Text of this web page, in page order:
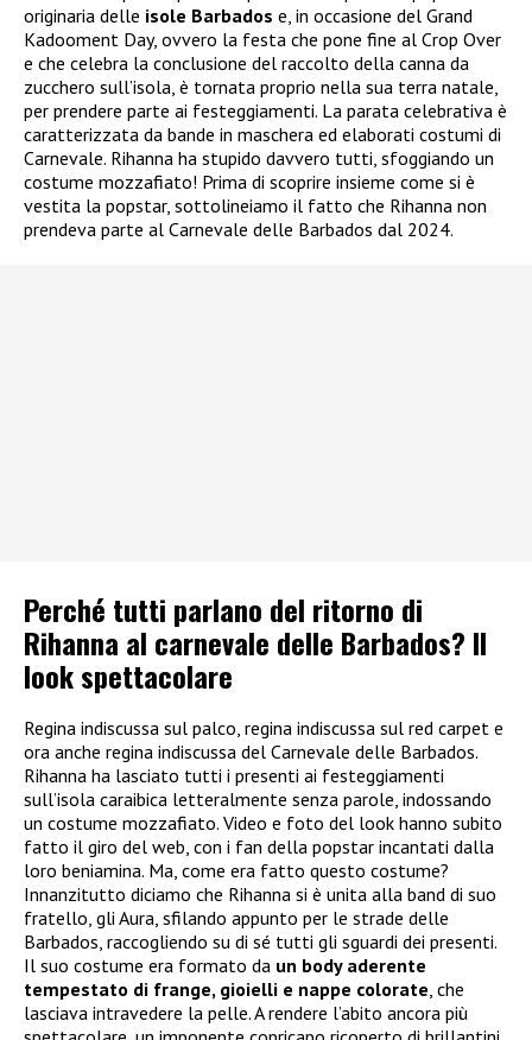
originaria delle isole Barbados e, in occasione del Grand
Kadooment Day, ovvero la festa che pone fine al Crop Over
e che celebra la conclusione del raccolto della canna da
zucchero sull’isola, è tornata proprio nella sua terra natale,
per prendere parte ai festeggiamenti. La parata celebrativa è
caratterizzata da bande in maschera ed elaborati costumi di
Carnevale. Rihanna ha stupido davvero tutti, sfoggiando un
costume mozzafiato! Prima di scoprire insieme come si è
vestita la popstar, sottolineiamo il fatto che Rihanna non
prendeva parte al Carnevale delle Barbados dal 2024.
Perché tutti parlano del ritorno di
Rihanna al carnevale delle Barbados? Il
look spettacolare
Regina indiscussa sul palco, regina indiscussa sul red carpet e
ora anche regina indiscussa del Carnevale delle Barbados.
Rihanna ha lasciato tutti i presenti ai festeggiamenti
sull’isola caraibica letteralmente senza parole, indossando
un costume mozzafiato. Video e foto del look hanno subito
fatto il giro del web, con i fan della popstar incantati dalla
loro beniamina. Ma, come era fatto questo costume?
Innanzitutto diciamo che Rihanna si è unita alla band di suo
fratello, gli Aura, sfilando appunto per le strade delle
Barbados, raccogliendo su di sé tutti gli sguardi dei presenti.
Il suo costume era formato da un body aderente
tempestato di frange, gioielli e nappe colorate , che
lasciava intravedere la pelle. A rendere l’abito ancora più